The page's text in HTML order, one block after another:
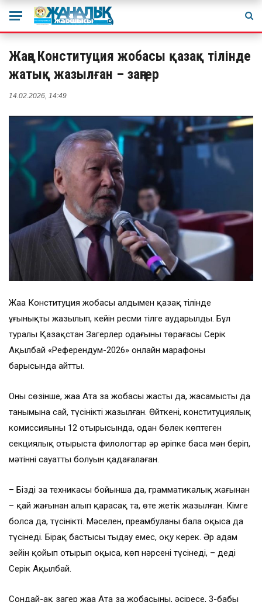
Жаңа Конституция жобасы қазақ тілінде
жатық жазылған – заңгер
14.02.2026, 14:49
Жаңа Конституция жобасы алдымен қазақ тілінде
ұғынықты жазылып, кейін ресми тілге аударылды. Бұл
туралы Қазақстан Заңгерлер одағының төрағасы Серік
Ақылбай «Референдум-2026» онлайн марафоны
барысында айтты.
Оның сөзінше, жаңа Ата заң жобасы жастың да, жасамыстың да
танымына сай, түсінікті жазылған. Өйткені, конституциялық
комиссияының 12 отырысында, одан бөлек көптеген
секциялық отырыста филологтар әр әріпке баса мән беріп,
мәтіннің сауатты болуын қадағалаған.
– Біздің заң техникасы бойынша да, грамматикалық жағынан
– қай жағынан алып қарасақ та, өте жетік жазылған. Кімге
болса да, түсінікті. Мәселен, преамбуланы бала оқыса да
түсінеді. Бірақ бастысы тыңдау емес, оқу керек. Әр адам
зейін қойып отырып оқыса, көп нәрсені түсінеді, – деді
Серік Ақылбай.
Сондай-ақ заңгер жаңа Ата заң жобасының, әсіресе, 3-бабы